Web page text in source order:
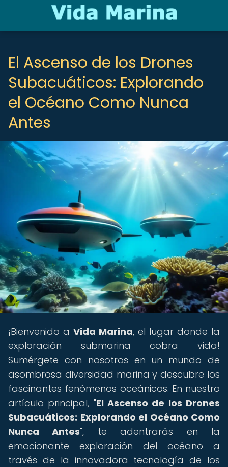
El Ascenso de los Drones
Subacuáticos: Explorando
el Océano Como Nunca
Antes
¡Bienvenido a Vida Marina, el lugar donde la
exploración submarina cobra vida!
Sumérgete con nosotros en un mundo de
asombrosa diversidad marina y descubre los
fascinantes fenómenos oceánicos. En nuestro
artículo principal, "El Ascenso de los Drones
Subacuáticos: Explorando el Océano Como
Nunca Antes", te adentrarás en la
emocionante exploración del océano a
través de la innovadora tecnología de los